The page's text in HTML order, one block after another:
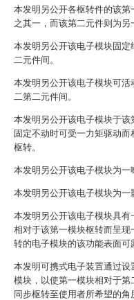
本发明另公开各枢转件的该
之其一，而该第二元件则为另
本发明另公开该电子模块固
二元件间。
本发明另公开该电子模块可
二第二元件间。
本发明另公开该电子模块于
固定不动时可受一力矩驱动
枢转。
本发明另公开该电子模块为一
本发明另公开该电子模块为一
本发明另公开该电子模块具
相对于该第一模块枢转而呈
转的电子模块的该功能表面可
本发明可携式电子装置通过
模块，以使第一模块相对于
同步枢转至使用者所希望的